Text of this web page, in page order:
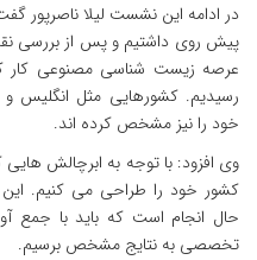
در ادامه این نشست لیلا ناصرپور
پیش روی داشتیم و پس از بررسی
عرصه زیست شناسی مصنوعی کار
رسیدیم. کشورهایی مثل انگلیس و
خود را نیز مشخص کرده اند.
وی افزود: با توجه به ابرچالش
کشور خود را طراحی می کنیم.
حال انجام است که باید با جمع
تخصصی به نتایج مشخص برسیم.